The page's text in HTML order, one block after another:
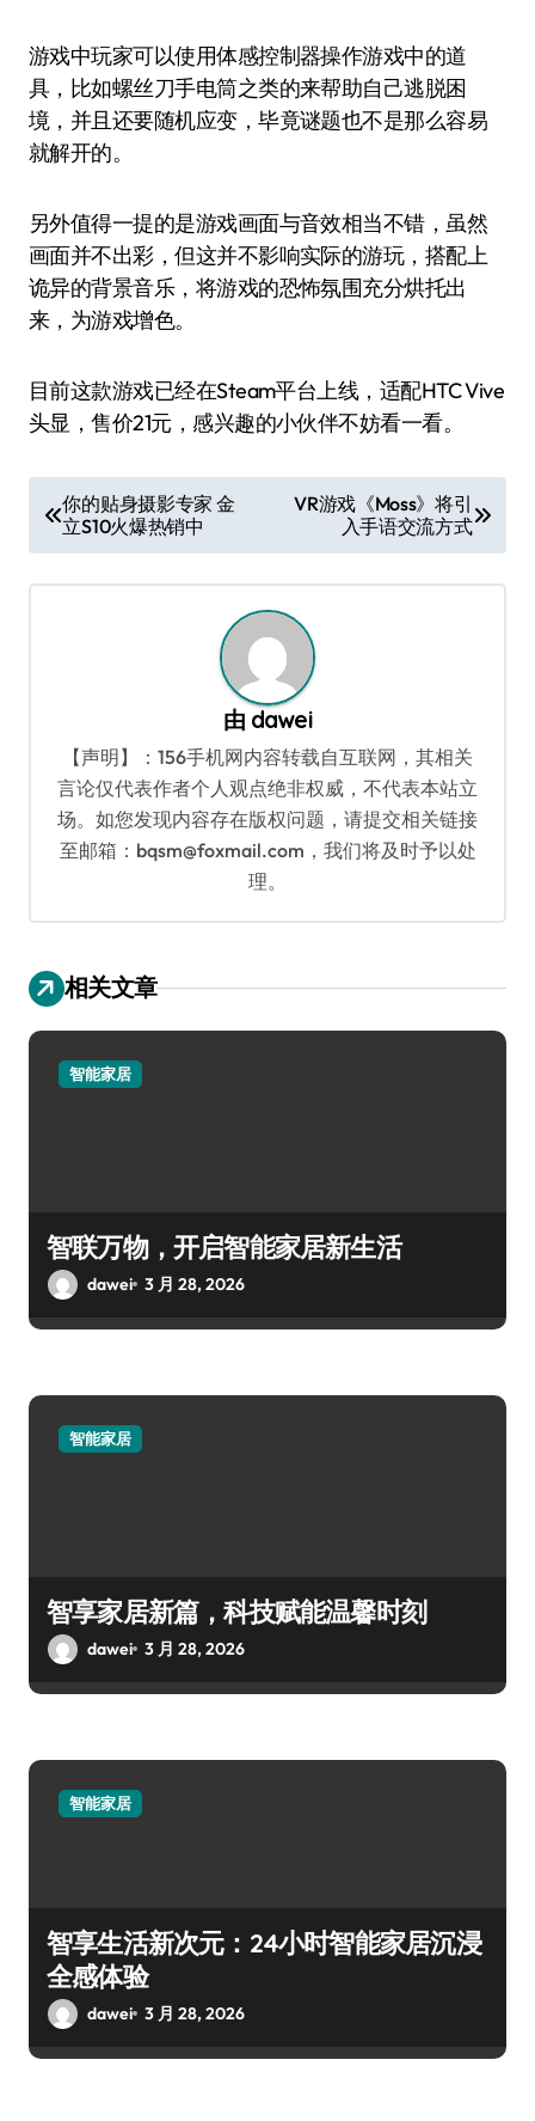
游戏中玩家可以使用体感控制器操作游戏中的道
具，比如螺丝刀手电筒之类的来帮助自己逃脱困
境，并且还要随机应变，毕竟谜题也不是那么容易
就解开的。
另外值得一提的是游戏画面与音效相当不错，虽然
画面并不出彩，但这并不影响实际的游玩，搭配上
诡异的背景音乐，将游戏的恐怖氛围充分烘托出
来，为游戏增色。
目前这款游戏已经在Steam平台上线，适配HTC Vive
头显，售价21元，感兴趣的小伙伴不妨看一看。
章
导
你的贴身摄影专家 金
立S10火爆热销中
VR游戏《Moss》将引
入手语交流方式
由 dawei
【声明】：156手机网内容转载自互联网，其相关
言论仅代表作者个人观点绝非权威，不代表本站立
场。如您发现内容存在版权问题，请提交相关链接
至邮箱：bqsm@foxmail.com，我们将及时予以处
理。
相关文章
智能家居
智联万物，开启智能家居新生活
dawei 3 月 28, 2026
智能家居
智享家居新篇，科技赋能温馨时刻
dawei 3 月 28, 2026
智能家居
智享生活新次元：24小时智能家居沉浸
全感体验
dawei 3 月 28, 2026